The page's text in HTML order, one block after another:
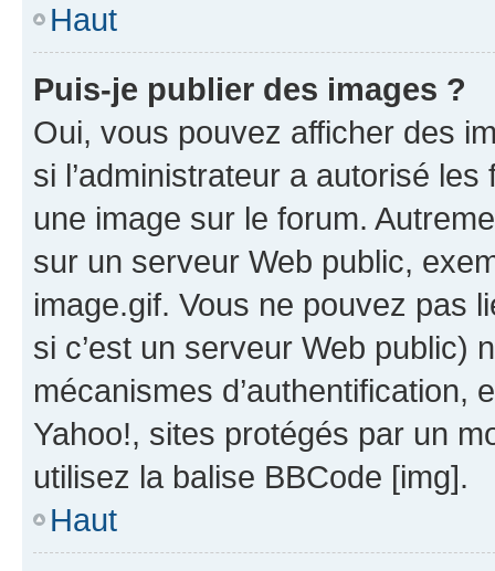
Haut
Puis-je publier des images ?
Oui, vous pouvez afficher des
si l’administrateur a autorisé
une image sur le forum.
sur un serveur Web public,
image.gif. Vous ne pouvez pas
si c’est un serveur Web public)
mécanismes d’authentification,
Yahoo!, sites protégés par un
utilisez la balise BBCode [img].
Haut